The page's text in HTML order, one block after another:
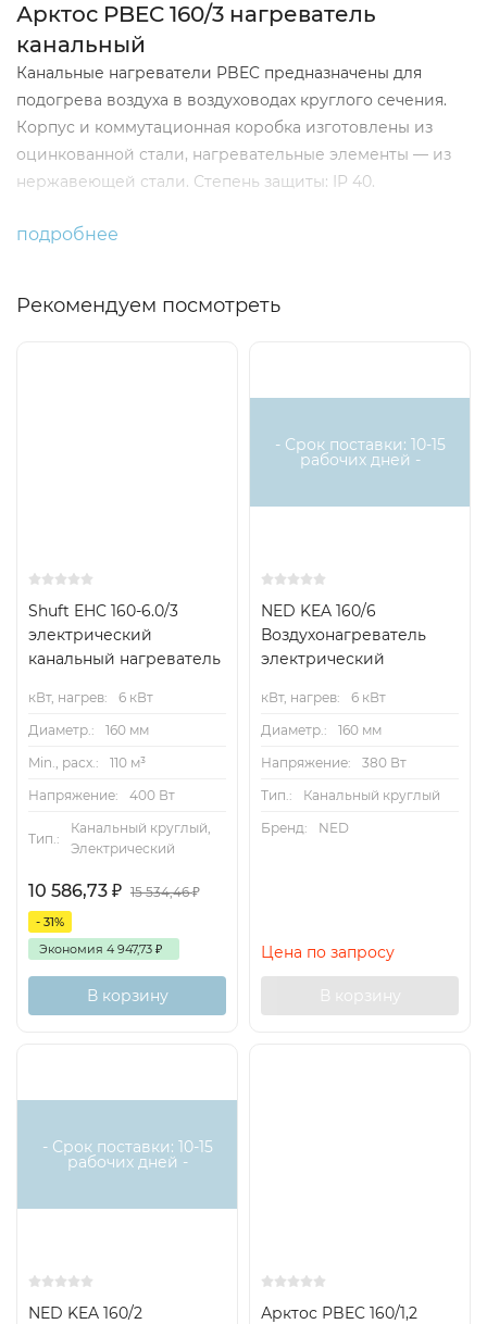
Арктос PBEC 160/3 нагреватель
канальный
Канальные нагреватели PBEC предназначены для
подогрева воздуха в воздуховодах круглого сечения.
Корпус и коммутационная коробка изготовлены из
оцинкованной стали, нагревательные элементы — из
нержавеющей стали. Степень защиты: IP 40.
Установка
чтобы воздушный поток был направлен cогласно
присоединительного патрубка нагревателя.
Нагреватели могут устанавливаться в горизонтальном
напряжение на нагреватель при отключённом
Регулирование мощности
Защита от перегрева
Канальные нагреватели PBEC снабжены двумя
термостатами защиты от перегрева: один с
автоматическим перезапуском (температура
срабатывания 55°С), другой — с ручным (температура
срабатывания 120°С). Канальные нагреватели
рассчитаны на минимальную скорость воздушного
потока 1,5 м/с и максимальную рабочую температуру
выходящего воздуха 40°С.
Технические характеристики
подробнее
Рекомендуем посмотреть
Shuft EHC 160-6.0/3
электрический
канальный нагреватель
кВт, нагрев:
6 кВт
Диаметр.:
160 мм
Min., расх.:
110 м³
Напряжение:
400 Вт
Тип.:
Канальный круглый,
Электрический
10 586,73 ₽ 15 534,46₽
- 31%
Экономия 4 947,73 ₽
В корзину
аналог
- Срок поставки: 10-15
рабочих дней -
NED KEA 160/6
Воздухонагреватель
электрический
кВт, нагрев:
6 кВт
Диаметр.:
160 мм
Напряжение:
380 Вт
Тип.:
Канальный круглый
Бренд:
NED
Цена по запросу
В корзину
аналог
- Срок поставки: 10-15
рабочих дней -
NED KEA 160/2
Арктос PBEC 160/1,2